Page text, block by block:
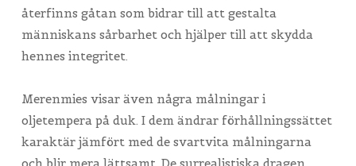
återfinns gåtan som bidrar till att gestalta
människans sårbarhet och hjälper till att skydda
hennes integritet.
Merenmies visar även några målningar i
oljetempera på duk. I dem ändrar förhållningssättet
karaktär jämfört med de svartvita målningarna